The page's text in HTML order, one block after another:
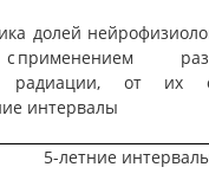
долей
применением
радиации, от их
интервалы
5-летние